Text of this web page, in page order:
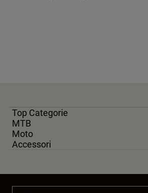
Top Categorie
MTB
Moto
Accessori